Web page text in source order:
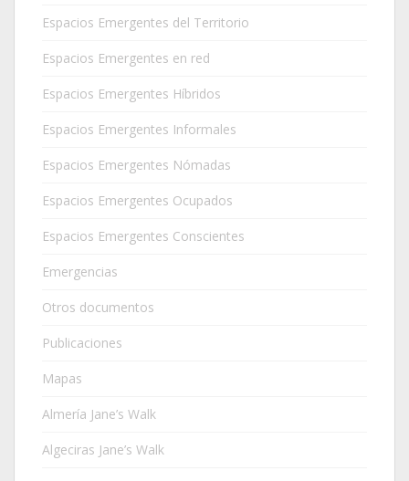
Espacios Emergentes del Territorio
Espacios Emergentes en red
Espacios Emergentes Híbridos
Espacios Emergentes Informales
Espacios Emergentes Nómadas
Espacios Emergentes Ocupados
Espacios Emergentes Conscientes
Emergencias
Otros documentos
Publicaciones
Mapas
Almería Jane’s Walk
Algeciras Jane’s Walk